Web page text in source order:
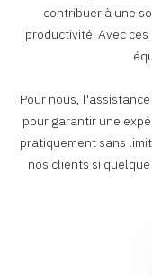
contribuer à une
productivité. Avec
Pour nous,
pour garantir une
pratiquement sans
nos clients si